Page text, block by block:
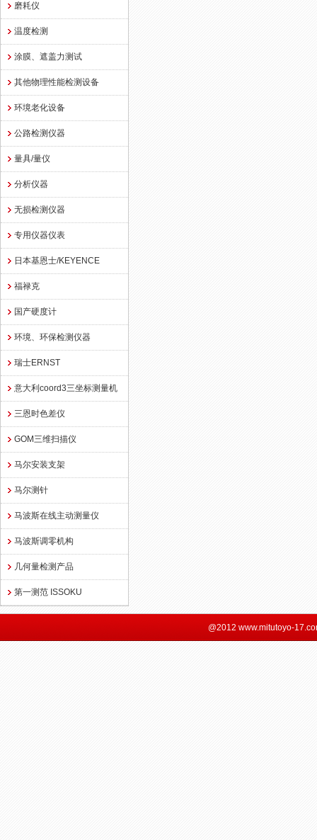
磨耗仪
温度检测
涂膜、遮盖力测试
其他物理性能检测设备
环境老化设备
公路检测仪器
量具/量仪
分析仪器
无损检测仪器
专用仪器仪表
日本基恩士/KEYENCE
福禄克
国产硬度计
环境、环保检测仪器
瑞士ERNST
意大利coord3三坐标测量机
三恩时色差仪
GOM三维扫描仪
马尔安装支架
马尔测针
马波斯在线主动测量仪
马波斯调零机构
几何量检测产品
第一测范 ISSOKU
@2012 www.mitutoyo-